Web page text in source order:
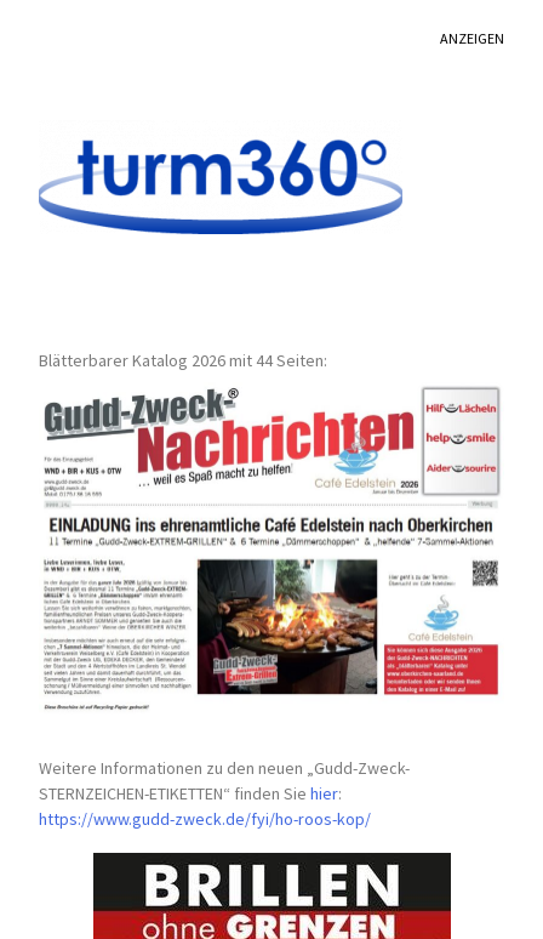
ANZEIGEN
Blätterbarer Katalog 2026 mit 44 Seiten:
Weitere Informationen zu den neuen „Gudd-Zweck-
STERNZEICHEN-ETIKETTEN“ finden Siehier:
https://www.gudd-zweck.de/fyi/ho-roos-kop/